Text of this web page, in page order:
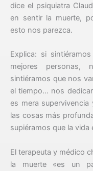
dice el psiquiatra
en sentir la muerte,
esto nos parezca.
Explica: si
mejores personas,
sintiéramos que nos
el tiempo… nos
es mera
las cosas más
supiéramos que la vida
El terapeuta y médico
la muerte «es un